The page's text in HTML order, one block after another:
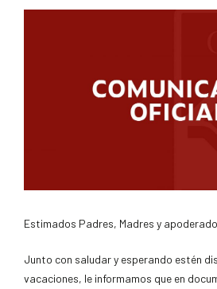
Estimados Padres, Madres y
Junto con saludar y esperando estén
vacaciones, le informamos que en